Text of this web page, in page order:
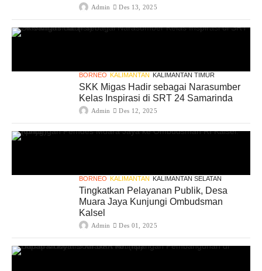
Admin Des 13, 2025
BORNEO KALIMANTAN KALIMANTAN TIMUR
SKK Migas Hadir sebagai Narasumber
Kelas Inspirasi di SRT 24 Samarinda
Admin Des 12, 2025
BORNEO KALIMANTAN KALIMANTAN SELATAN
Tingkatkan Pelayanan Publik, Desa
Muara Jaya Kunjungi Ombudsman
Kalsel
Admin Des 01, 2025